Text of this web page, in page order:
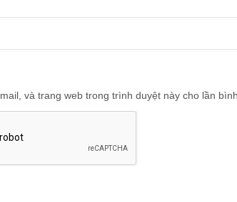
và trang web trong trình duyệt này cho lần